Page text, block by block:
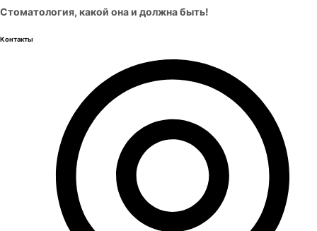
Стоматология, какой она и должна быть!
Контакты